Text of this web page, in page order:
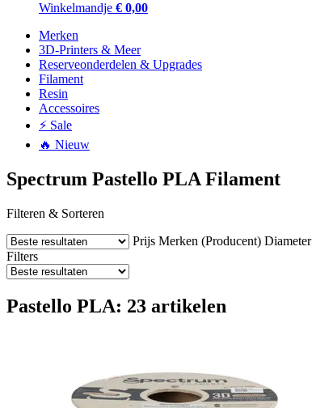
Winkelmandje € 0,00
Merken
3D-Printers & Meer
Reserveonderdelen & Upgrades
Filament
Resin
Accessoires
⚡ Sale
🔥 Nieuw
Spectrum Pastello PLA Filament
Filteren & Sorteren
Prijs Merken (Producent) Diameter
Filters
Pastello PLA: 23 artikelen